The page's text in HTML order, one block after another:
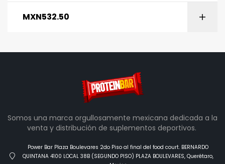
MXN532.50
Somos una marca orgullosamente mexicana dedicada a la
venta y distribución de suplementos deportivos.
Power Bar Plaza Boulevares 2do Piso al final del food court. BERNARDO
QUINTANA 4100 LOCAL 38B (SEGUNDO PISO) PLAZA BOULEVARES, Querétaro,